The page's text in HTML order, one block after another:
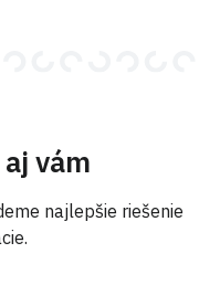
vám
najlepšie riešenie